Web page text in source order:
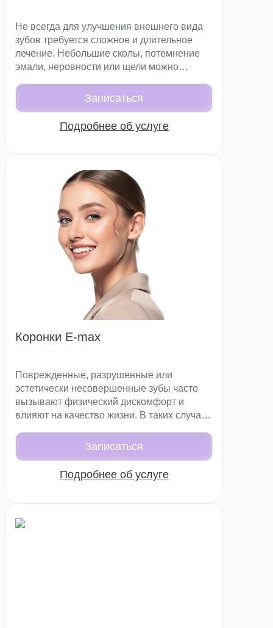
Не всегда для улучшения внешнего вида
зубов требуется сложное и длительное
лечение. Небольшие сколы, потемнение
эмали, неровности или щели можно
случаях оптимальным решением
становятся композитные виниры — тонкие
эстетические накладки, позволяющие
скорректировать внешний вид зубного
современной стоматологии, когда важно
добиться заметного результата в короткие
Записаться
Подробнее об услуге
Коронки E-max
Поврежденные, разрушенные или
эстетически несовершенные зубы часто
вызывают физический дискомфорт и
влияют на качество жизни. В таких случаях
протезирование с использованием
современных конструкций. Одним из
вариантов становятся коронки E-max —
безметалловые керамические конструкции,
прочностью.
Записаться
Подробнее об услуге